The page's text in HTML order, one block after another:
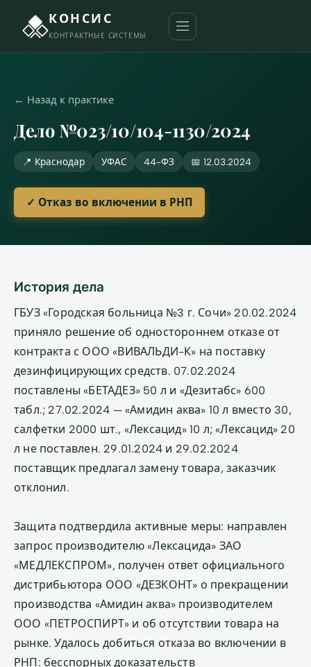
КОНСИС
КОНТРАКТНЫЕ СИСТЕМЫ
← Назад к практике
Дело №023/10/104-1130/2024
📍 Краснодар УФАС 44-ФЗ 📅 12.03.2024
✓ Отказ во включении в РНП
История дела
ГБУЗ «Городская больница №3 г. Сочи» 20.02.2024
приняло решение об одностороннем отказе от
контракта с ООО «ВИВАЛЬДИ-К» на поставку
дезинфицирующих средств. 07.02.2024
поставлены «БЕТАДЕЗ» 50 л и «Дезитабс» 600
табл.; 27.02.2024 — «Амидин аква» 10 л вместо 30,
салфетки 2000 шт., «Лексацид» 10 л; «Лексацид» 20
л не поставлен. 29.01.2024 и 29.02.2024
поставщик предлагал замену товара, заказчик
отклонил.
Защита подтвердила активные меры: направлен
запрос производителю «Лексацида» ЗАО
«МЕДЛЕКСПРОМ», получен ответ официального
дистрибьютора ООО «ДЕЗКОНТ» о прекращении
производства «Амидин аква» производителем
ООО «ПЕТРОСПИРТ» и об отсутствии товара на
рынке. Удалось добиться отказа во включении в
РНП: бесспорных доказательств